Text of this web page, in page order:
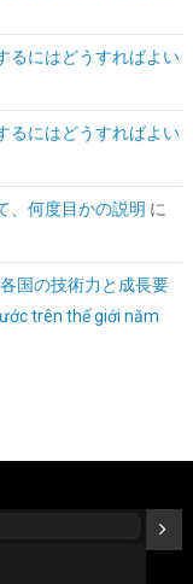
NVMe M.2
るにはどうすればよい
るにはどうすればよい
、何度目かの説明 に
国の技術力と成長要
trên thế giới năm